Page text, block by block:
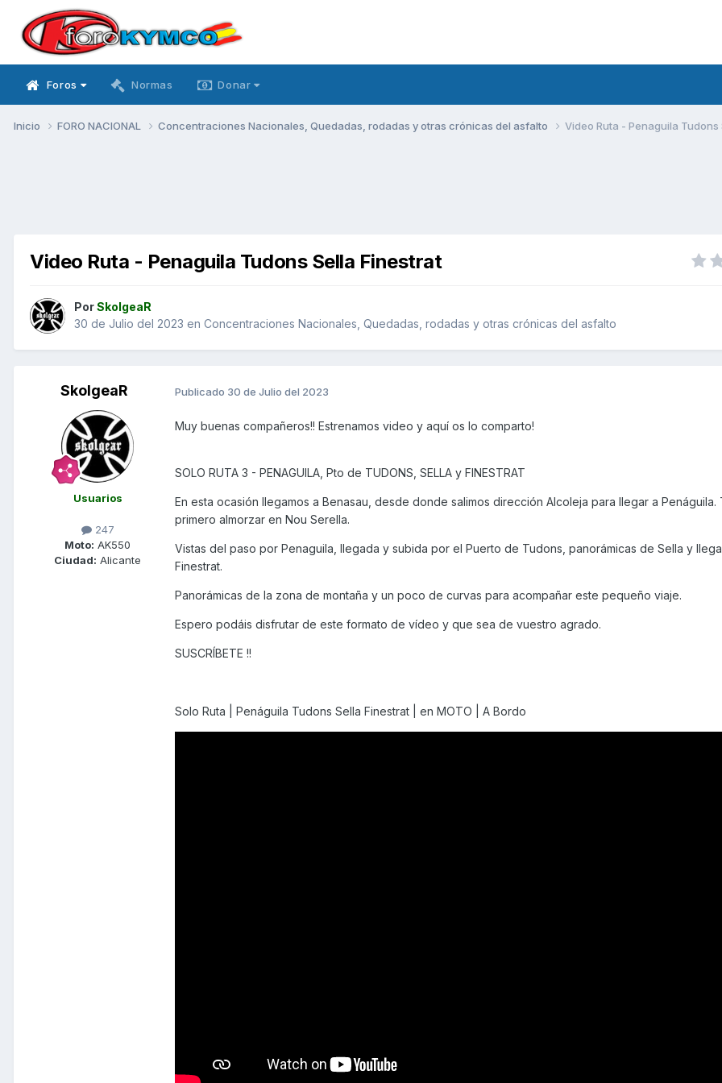
Foros Normas Donar
Inicio FORO NACIONAL Concentraciones Nacionales, Quedadas, rodadas y otras crónicas del asfalto Video Ruta - Penaguila Tudons
Video Ruta - Penaguila Tudons Sella Finestrat
PorSkolgeaR
30 de Julio del 2023 en Concentraciones Nacionales, Quedadas, rodadas y otras crónicas del asfalto
SkolgeaR
Usuarios
247
Moto: AK550
Ciudad: Alicante
Publicado 30 de Julio del 2023
Muy buenas compañeros!! Estrenamos video y aquí os lo comparto!
SOLO RUTA 3 - PENAGUILA, Pto de TUDONS, SELLA y FINESTRAT
En esta ocasión llegamos a Benasau, desde donde salimos dirección Alcoleja para llegar a Penáguila.
primero almorzar en Nou Serella.
Vistas del paso por Penaguila, llegada y subida por el Puerto de Tudons, panorámicas de Sella y
Finestrat.
Panorámicas de la zona de montaña y un poco de curvas para acompañar este pequeño viaje.
Espero podáis disfrutar de este formato de vídeo y que sea de vuestro agrado.
SUSCRÍBETE !!
Solo Ruta | Penáguila Tudons Sella Finestrat | en MOTO | A Bordo